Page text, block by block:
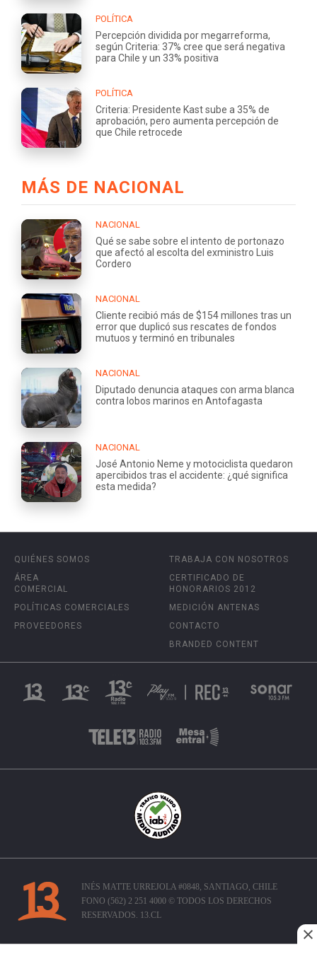
POLÍTICA
Percepción dividida por megarreforma,
según Criteria: 37% cree que será negativa
para Chile y un 33% positiva
POLÍTICA
Criteria: Presidente Kast sube a 35% de
aprobación, pero aumenta percepción de
que Chile retrocede
MÁS DE NACIONAL
NACIONAL
Qué se sabe sobre el intento de portonazo
que afectó al escolta del exministro Luis
Cordero
NACIONAL
Cliente recibió más de $154 millones tras un
error que duplicó sus rescates de fondos
mutuos y terminó en tribunales
NACIONAL
Diputado denuncia ataques con arma blanca
contra lobos marinos en Antofagasta
NACIONAL
José Antonio Neme y motociclista quedaron
apercibidos tras el accidente: ¿qué significa
esta medida?
QUIÉNES SOMOS
ÁREA
COMERCIAL
POLÍTICAS COMERCIALES
PROVEEDORES
TRABAJA CON NOSOTROS
CERTIFICADO DE
HONORARIOS 2012
MEDICIÓN ANTENAS
CONTACTO
BRANDED CONTENT
INÉS MATTE URREJOLA #0848, SANTIAGO, CHILE
FONO (562) 2 251 4000 © TODOS LOS DERECHOS
RESERVADOS. 13.CL